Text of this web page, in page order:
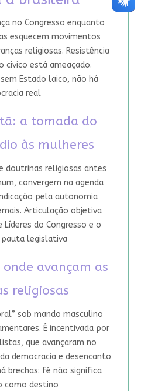
no Congresso enquanto
esquecem movimentos
religiosas. Resistência
cívico está ameaçado.
Estado laico, não há
real
a tomada do
às mulheres
doutrinas religiosas antes
convergem na agenda
pela autonomia
Articulação objetiva
do Congresso e o
legislativa
onde avançam as
religiosas
sob mando masculino
É incentivada por
que avançaram no
democracia e desencanto
brechas: fé não significa
como destino